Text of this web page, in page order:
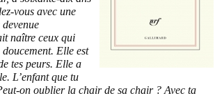
vous avec une
naître ceux qui
Elle est
tes peurs. Elle a
L’enfant que tu
on oublier la chair de sa chair ? Avec ta